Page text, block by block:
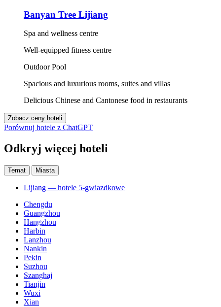
Banyan Tree Lijiang
Spa and wellness centre
Well-equipped fitness centre
Outdoor Pool
Spacious and luxurious rooms, suites and villas
Delicious Chinese and Cantonese food in restaurants
Zobacz ceny hoteli
Porównuj hotele z ChatGPT
Odkryj więcej hoteli
Temat Miasta
Lijiang — hotele 5-gwiazdkowe
Chengdu
Guangzhou
Hangzhou
Harbin
Lanzhou
Nankin
Pekin
Suzhou
Szanghaj
Tianjin
Wuxi
Xian